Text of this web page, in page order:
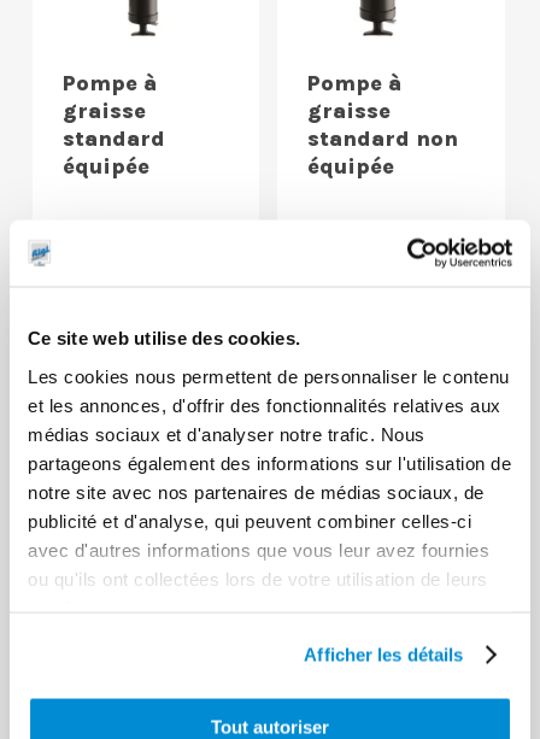
Ce site web utilise des cookies.
Les cookies nous permettent de personnaliser le contenu
et les annonces, d'offrir des fonctionnalités relatives aux
médias sociaux et d'analyser notre trafic. Nous
partageons également des informations sur l'utilisation de
notre site avec nos partenaires de médias sociaux, de
publicité et d'analyse, qui peuvent combiner celles-ci
avec d'autres informations que vous leur avez fournies
ou qu'ils ont collectées lors de votre utilisation de leurs
Afficher les détails
Tout autoriser
Pompe à
graisse
standard
équipée
Pompe à
graisse
standard non
équipée
agrafe 4 mors
graisse
non équipée